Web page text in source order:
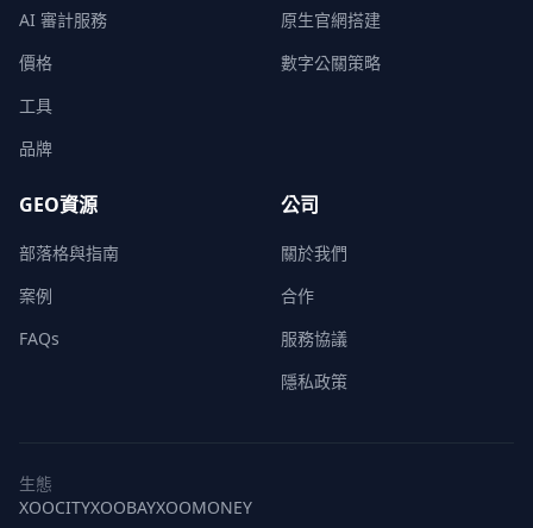
AI 審計服務
價格
工具
品牌
原生官網搭建
數字公關策略
GEO資源
部落格與指南
案例
FAQs
公司
關於我們
合作
服務協議
隱私政策
生態
XOOCITYXOOBAYXOOMONEY